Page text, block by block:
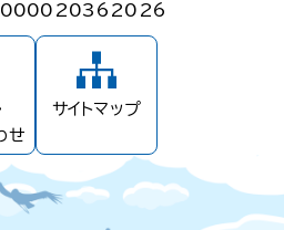
6000020362026
せ
サイトマップ